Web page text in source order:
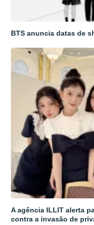
BTS anuncia datas de
A agência ILLIT alerta
contra a invasão de